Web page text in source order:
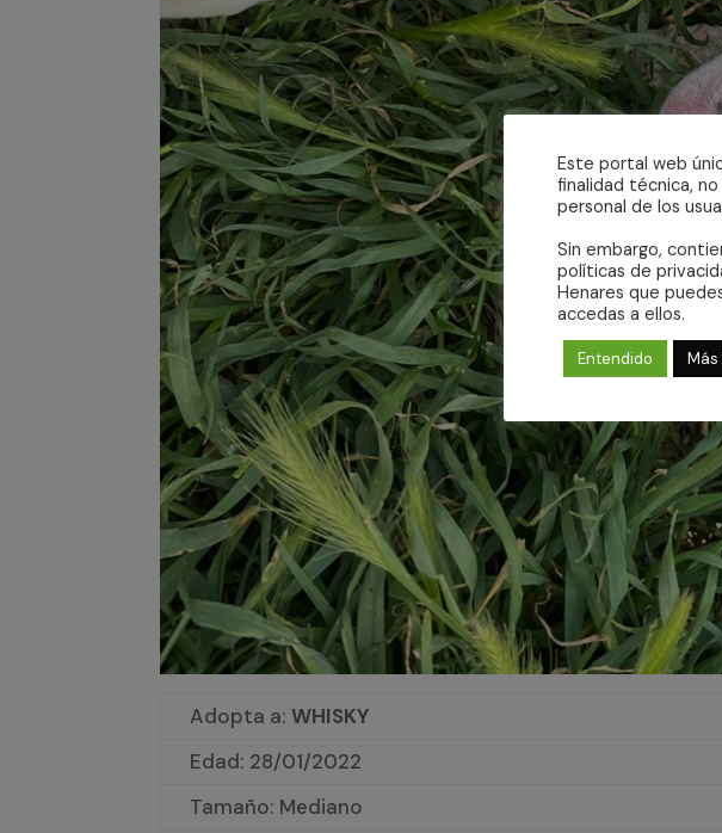
Adopta a:WHISKY
Edad: 28/01/2022
Tamaño: Mediano
Este portal web
finalidad técnica,
personal de los
Sin embargo,
políticas de
Henares que
accedas a ellos.
Entendido